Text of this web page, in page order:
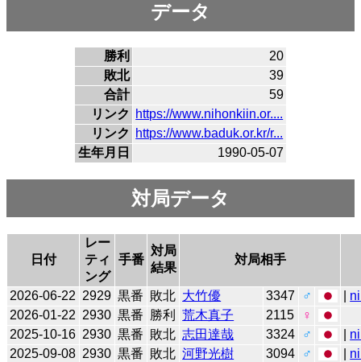
データ
勝利
20
敗北
39
合計
59
リンク
https://www.nihonkiin.or....
リンク
https://www.baduk.or.kr/r...
生年月日
1990-05-07
対局データ
日付
レー
ティ
ング
手番
対局
結果
対局相手
2026-06-22 2929 黒番 敗北 大竹優 3347 ♂
2026-01-22 2930 黒番 勝利 荒木真子 2115
♀
2025-10-16 2930 黒番 敗北 志田達哉 3324 ♂
2025-09-08 2930 黒番 敗北 河野光樹 3094 ♂